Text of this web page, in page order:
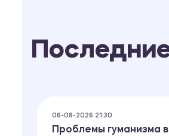
06-08-2026 21:30
Проблемы гуманизма